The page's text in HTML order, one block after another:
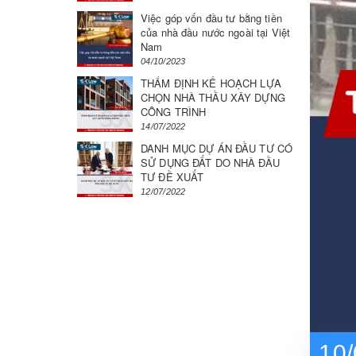
Việc góp vốn đầu tư bằng tiền
của nhà đầu nước ngoài tại Việt
Nam
04/10/2023
THẨM ĐỊNH KẾ HOẠCH LỰA
CHỌN NHÀ THẦU XÂY DỰNG
CÔNG TRÌNH
14/07/2022
DANH MỤC DỰ ÁN ĐẦU TƯ CÓ
SỬ DỤNG ĐẤT DO NHÀ ĐẦU
TƯ ĐỀ XUẤT
12/07/2022